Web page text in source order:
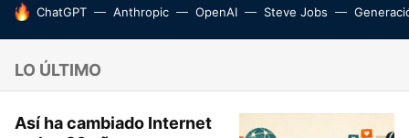
HOY SE HABLA DE
ChatGPT Anthropic OpenAI Steve Jobs
LO ÚLTIMO
Así ha cambiado Internet